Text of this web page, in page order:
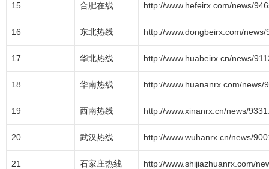
15 合肥在线 http://www.hefeirx.com/news/
16 东北热线 http://www.dongbeirx.com/news/
17 华北热线 http://www.huabeirx.cn/news/
18 华南热线 http://www.huananrx.com/news/
19 西南热线 http://www.xinanrx.cn/news/
20 武汉热线 http://www.wuhanrx.cn/news/
21 石家庄热线 http://www.shijiazhuanrx.com/